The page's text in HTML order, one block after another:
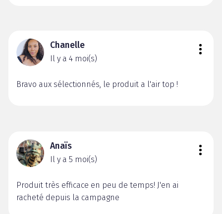
Chanelle
Il y a 4 moi(s)
Bravo aux sélectionnés, le produit a l'air top !
Anaïs
Il y a 5 moi(s)
Produit très efficace en peu de temps! J'en ai
racheté depuis la campagne